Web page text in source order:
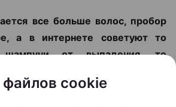
все больше волос, пробор
а в интернете советуют то
от выпадения, то
решить проблему? Вместе с
cookie